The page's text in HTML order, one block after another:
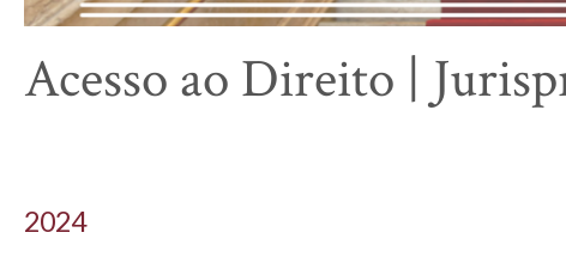
Acesso ao Direito |
2024